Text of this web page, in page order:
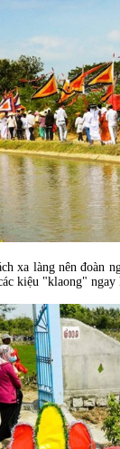
xa làng nên đoàn
kiệu "klaong"